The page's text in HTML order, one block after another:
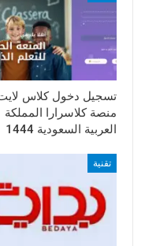
تسجيل دخول كلاس لايت
منصة كلاسرارا المملكة
العربية السعودية 1444
تقنية